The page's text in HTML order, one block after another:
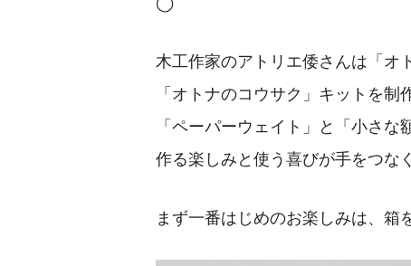
木工作家のアトリエ倭さんは「オ
「オトナのコウサク」キットを制
「ペーパーウェイト」と「小さな
作る楽しみと使う喜びが手をつな
まず一番はじめのお楽しみは、箱